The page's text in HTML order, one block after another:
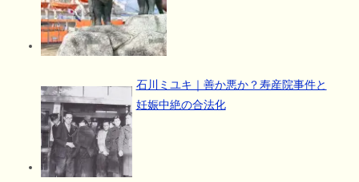
石川ミユキ｜善か悪か？寿産院事件と
妊娠中絶の合法化